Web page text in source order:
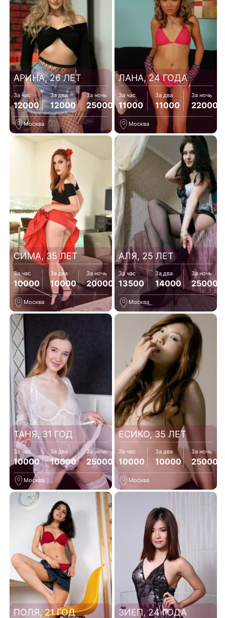
АРИНА, 26 ЛЕТ
За час
12000
За два
12000
За ночь
25000
Москва
ЛАНА, 24 ГОДА
За час
11000
За два
11000
За ночь
22000
Москва
СИМА, 35 ЛЕТ
За час
10000
За два
10000
За ночь
20000
Москва
АЛЯ, 25 ЛЕТ
За час
13500
За два
14000
За ночь
25000
Москва
ТАНЯ, 31 ГОД
За час
10000
За два
10000
За ночь
25000
Москва
ЕСИКО, 35 ЛЕТ
За час
10000
За два
10000
За ночь
25000
Москва
ПОЛЯ, 21 ГОД ЗИЕП, 24 ГОДА